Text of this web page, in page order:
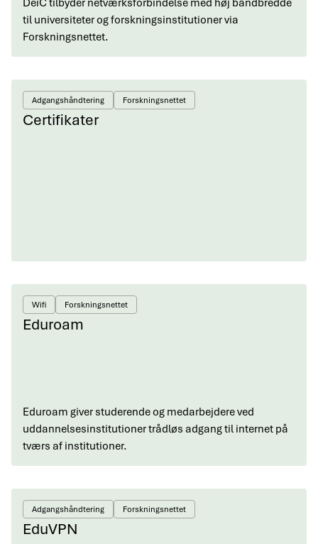
DeiC tilbyder netværksforbindelse med høj båndbredde
til universiteter og forskningsinstitutioner via
Forskningsnettet.
Adgangshåndtering Forskningsnettet
Certifikater
Wifi Forskningsnettet
Eduroam
Eduroam giver studerende og medarbejdere ved
uddannelsesinstitutioner trådløs adgang til internet på
tværs af institutioner.
Adgangshåndtering Forskningsnettet
EduVPN